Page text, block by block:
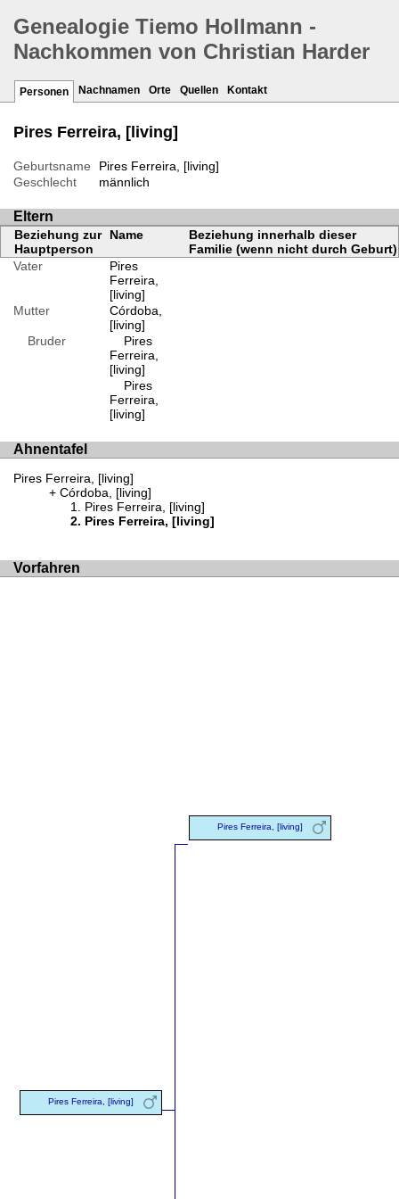
Genealogie Tiemo Hollmann -
Nachkommen von Christian Harder
Personen Nachnamen Orte Quellen Kontakt
Pires Ferreira, [living]
Geburtsname
Pires Ferreira, [living]
Geschlecht
männlich
Eltern
Beziehung zur
Hauptperson
Name
Beziehung innerhalb dieser
Familie (wenn nicht durch Geburt)
Vater
Pires
Ferreira,
[living]
Mutter
Córdoba,
[living]
Bruder
Pires
Ferreira,
[living]
Pires
Ferreira,
[living]
Ahnentafel
Pires Ferreira, [living]
Córdoba, [living]
Pires Ferreira, [living]
Pires Ferreira, [living]
Vorfahren
Pires Ferreira, [living]
Pires Ferreira, [living]